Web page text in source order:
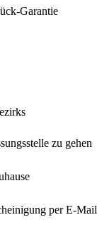
Garantie
zu gehen
per E-Mail